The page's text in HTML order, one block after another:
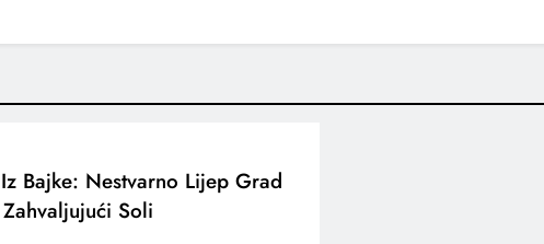
Bajke: Nestvarno Lijep Grad
Soli